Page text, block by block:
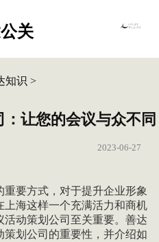
关
知识 >
让您的会议与众不同
2023-06-27
要方式，对于提升企业形象
海这样一个充满活力和商机
动策划公司至关重要。善达
划公司的重要性，并介绍如